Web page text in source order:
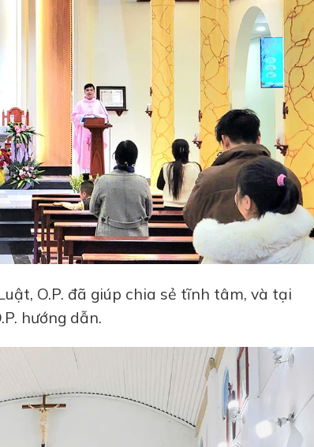
O.P. đã giúp chia sẻ tĩnh tâm, và tại
hướng dẫn.